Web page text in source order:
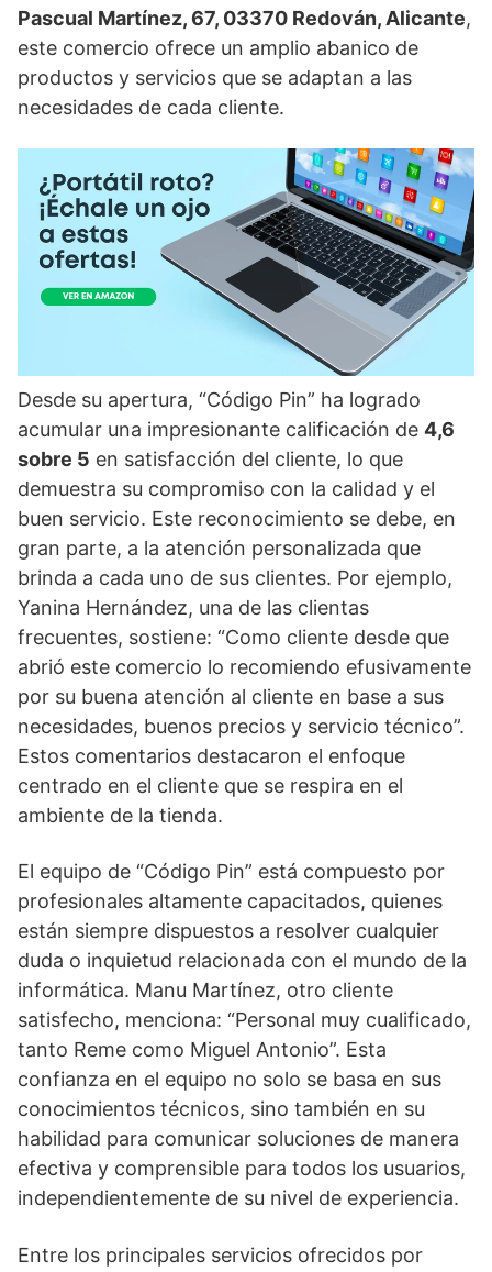
Pascual Martínez, 67, 03370 Redován, Alicante,
este comercio ofrece un amplio abanico de
productos y servicios que se adaptan a las
necesidades de cada cliente.
Desde su apertura, “Código Pin” ha logrado
acumular una impresionante calificación de 4,6
sobre 5 en satisfacción del cliente, lo que
demuestra su compromiso con la calidad y el
buen servicio. Este reconocimiento se debe, en
gran parte, a la atención personalizada que
brinda a cada uno de sus clientes. Por ejemplo,
Yanina Hernández, una de las clientas
frecuentes, sostiene: “Como cliente desde que
abrió este comercio lo recomiendo efusivamente
por su buena atención al cliente en base a sus
necesidades, buenos precios y servicio técnico”.
Estos comentarios destacaron el enfoque
centrado en el cliente que se respira en el
ambiente de la tienda.
El equipo de “Código Pin” está compuesto por
profesionales altamente capacitados, quienes
están siempre dispuestos a resolver cualquier
duda o inquietud relacionada con el mundo de la
informática. Manu Martínez, otro cliente
satisfecho, menciona: “Personal muy cualificado,
tanto Reme como Miguel Antonio”. Esta
confianza en el equipo no solo se basa en sus
conocimientos técnicos, sino también en su
habilidad para comunicar soluciones de manera
efectiva y comprensible para todos los usuarios,
independientemente de su nivel de experiencia.
Entre los principales servicios ofrecidos por